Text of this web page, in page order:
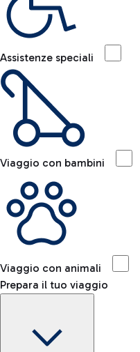
Assistenze speciali
Viaggio con bambini
Viaggio con animali
Prepara il tuo viaggio